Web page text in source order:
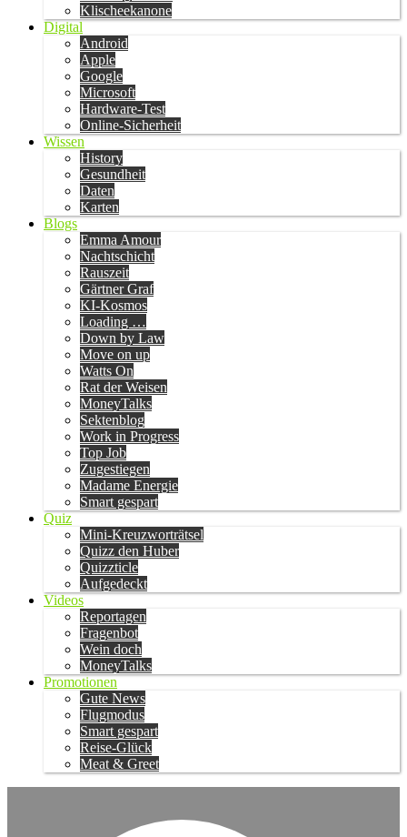
Klischeekanone
Digital
Android
Apple
Google
Microsoft
Hardware-Test
Online-Sicherheit
Wissen
History
Gesundheit
Daten
Karten
Blogs
Emma Amour
Nachtschicht
Rauszeit
Gärtner Graf
KI-Kosmos
Loading …
Down by Law
Move on up
Watts On
Rat der Weisen
MoneyTalks
Sektenblog
Work in Progress
Top Job
Zugestiegen
Madame Energie
Smart gespart
Quiz
Mini-Kreuzworträtsel
Quizz den Huber
Quizzticle
Aufgedeckt
Videos
Reportagen
Fragenbot
Wein doch
MoneyTalks
Promotionen
Gute News
Flugmodus
Smart gespart
Reise-Glück
Meat & Greet